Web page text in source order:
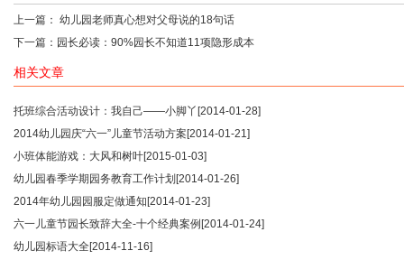
上一篇： 幼儿园老师真心想对父母说的18句话
下一篇： 园长必读：90%园长不知道11项隐形成本
相关文章
托班综合活动设计：我自己——小脚丫 [2014-01-28]
2014幼儿园庆“六一”儿童节活动方案 [2014-01-21]
小班体能游戏：大风和树叶[2015-01-03]
幼儿园春季学期园务教育工作计划 [2014-01-26]
2014年幼儿园园服定做通知 [2014-01-23]
六一儿童节园长致辞大全-十个经典案例 [2014-01-24]
幼儿园标语大全[2014-11-16]